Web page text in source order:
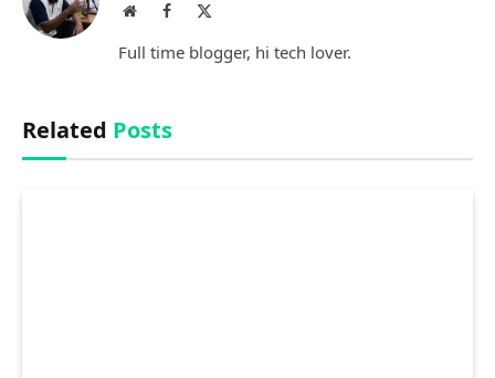
WebsiteFacebook
Full time blogger, hi tech lover.
Related Posts